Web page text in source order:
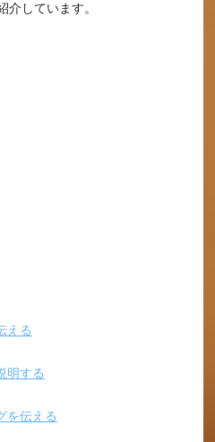
介しています。
える
明する
を伝える